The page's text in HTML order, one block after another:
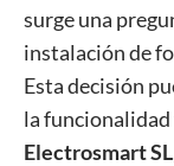
surge una
instalación de
Esta decisión
la funcionalidad
Electrosmart SL